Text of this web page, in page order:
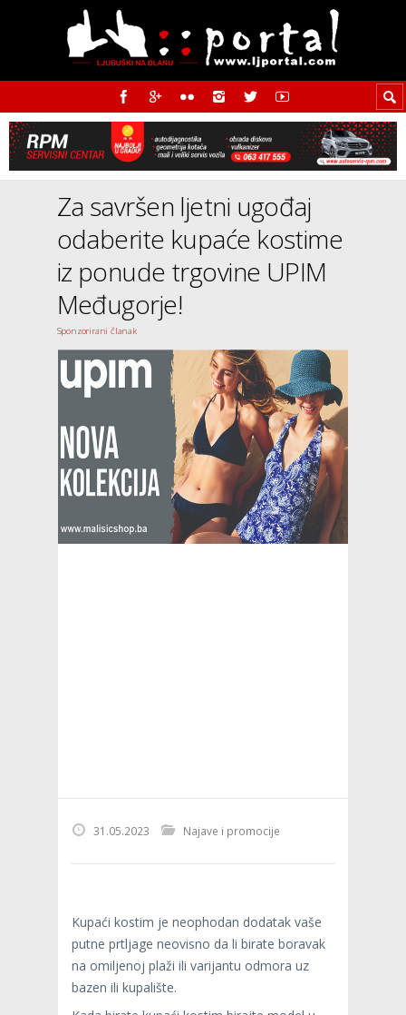
Za savršen ljetni ugođaj
odaberite kupaće kostime
iz ponude trgovine UPIM
Međugorje!
Sponzorirani članak
31.05.2023 Najave i promocije
Kupaći kostim je neophodan dodatak vaše
putne prtljage neovisno da li birate boravak
na omiljenoj plaži ili varijantu odmora uz
bazen ili kupalište.